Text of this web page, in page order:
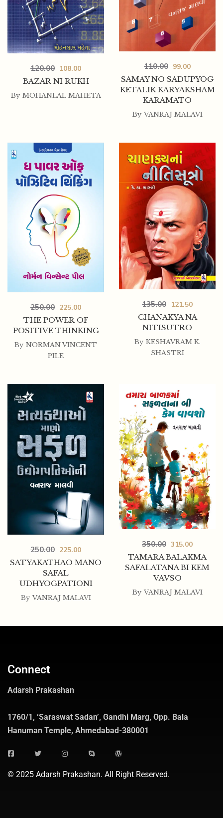
BAZAR NI RUKH
120.00 108.00
By MOHANLAL MAHETA
SAMAY NO SADUPYOG
KETALIK KARYAKSHAM
KARAMATO
110.00 99.00
By VANRAJ MALAVI
THE POWER OF
POSITIVE THINKING
250.00 225.00
By NORMAN VINCENT
PILE
CHANAKYA NA
NITISUTRO
135.00 121.50
By KESHAVRAM K.
SHASTRI
SATYAKATHAO MANO
SAFAL
UDHYOGPATIONI
250.00 225.00
By VANRAJ MALAVI
TAMARA BALAKMA
SAFALATANA BI KEM
VAVSO
350.00 315.00
By VANRAJ MALAVI
Connect
Adarsh Prakashan
1760/1, ‘Saraswat Sadan’, Gandhi Marg, Opp. Bala
Hanuman Temple, Ahmedabad-380001
© 2025 Adarsh Prakashan. All Right Reserved.